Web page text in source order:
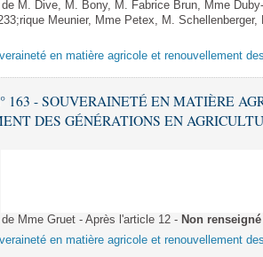
sociale
et orales
débats
M. Dive, M. Bony, M. Fabrice Brun, Mme
Meunier, Mme Petex, M.
en matière agricole et renouvellement
163 - SOUVERAINETÉ EN MATIÈRE
DES GÉNÉRATIONS EN
Mme Gruet - Après l'article 12 - Non renseigné
en matière agricole et renouvellement